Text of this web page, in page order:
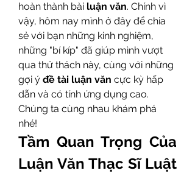
hoàn thành bài luận văn. Chính vì
vậy, hôm nay mình ở đây để chia
sẻ với bạn những kinh nghiệm,
những "bí kíp" đã giúp mình vượt
qua thử thách này, cùng với những
gợi ý đề tài luận văn cực kỳ hấp
dẫn và có tính ứng dụng cao.
Chúng ta cùng nhau khám phá
nhé!
Tầm Quan Trọng Của
Luận Văn Thạc Sĩ Luật